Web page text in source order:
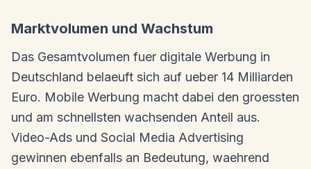
Marktvolumen und Wachstum
Das Gesamtvolumen fuer digitale Werbung in
Deutschland belaeuft sich auf ueber 14 Milliarden
Euro. Mobile Werbung macht dabei den groessten
und am schnellsten wachsenden Anteil aus.
Video-Ads und Social Media Advertising
gewinnen ebenfalls an Bedeutung, waehrend